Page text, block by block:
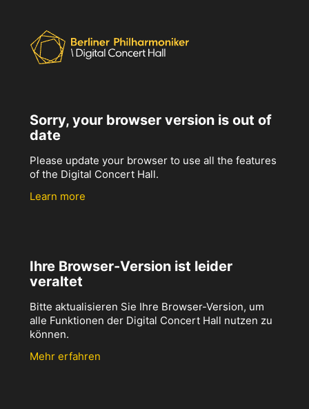
Sorry, your browser version is out of
date
Please update your browser to use all the features
of the Digital Concert Hall.
Learn more
Ihre Browser-Version ist leider
veraltet
Bitte aktualisieren Sie Ihre Browser-Version, um
alle Funktionen der Digital Concert Hall nutzen zu
können.
Mehr erfahren